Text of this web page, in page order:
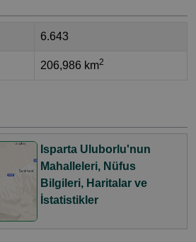
6.643
206,986 km2
Isparta Uluborlu'nun
Mahalleleri, Nüfus
Bilgileri, Haritalar ve
İstatistikler